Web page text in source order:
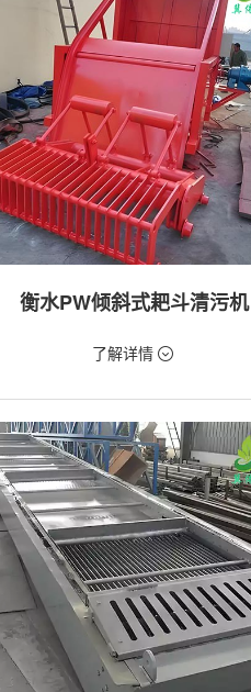
衡水PW倾斜式耙斗清污机
价格：1.28万/台了解详情